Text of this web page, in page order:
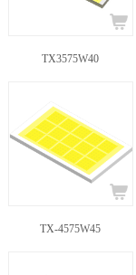
TX3575W40
TX-4575W45